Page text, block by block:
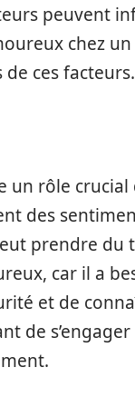
peuvent
chez
ces facteurs.
un rôle crucial
des
prendre du
car il a
et de
de s’engager